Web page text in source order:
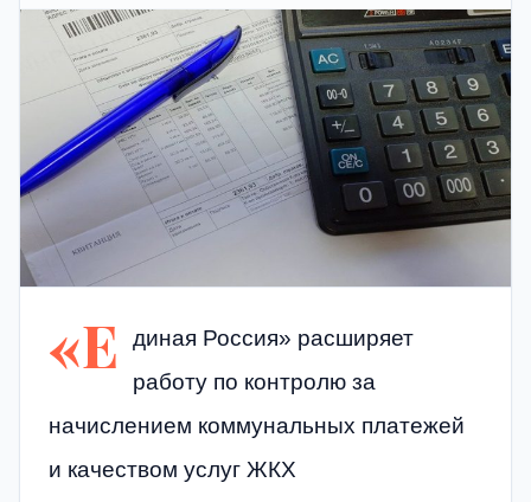
«Е
диная Россия» расширяет
работу по контролю за
начислением коммунальных платежей
и качеством услуг ЖКХ